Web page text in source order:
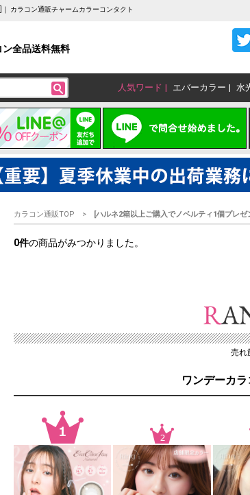
カラコン通販チャームカラーコンタクト
ン全品送料無料
人気ワード エバーカラー 水
カラコン通販TOP [ハルネ2箱以上ご購入でノベルティ1個プレ
0件の商品がみつかりました。
売れ
ワンデーカ